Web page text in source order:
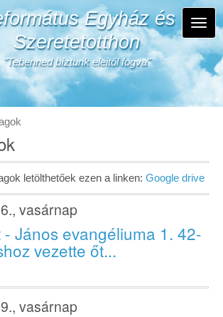
Egyház és
Szeretetotthon
"Tebenned bíztunk eleitől fogva"
letölthetőek ezen a linken: Google drive
vasárnap
- János evangéliuma 1. 42-
vezette őt...
vasárnap